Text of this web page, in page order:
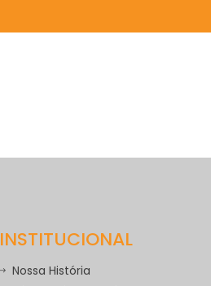
INSTITUCIONAL
Nossa História